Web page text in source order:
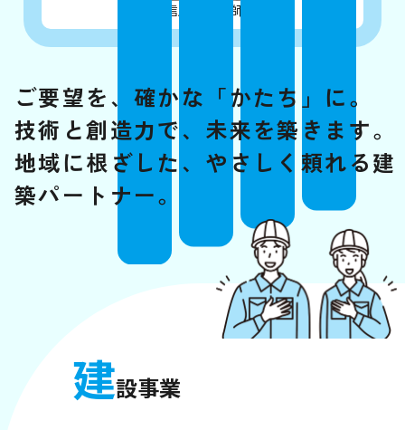
西武信用金庫 薬師駅前支店
ご要望を、確かな 「かたち」 に。
技術と創造力で、 未来を築きます。
地域に根ざした、 やさしく頼れる建
築パートナー。
建設事業